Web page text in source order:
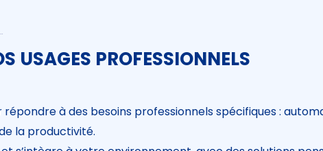
USAGES PROFESSIONNELS
répondre à des besoins professionnels spécifiques :
la productivité.